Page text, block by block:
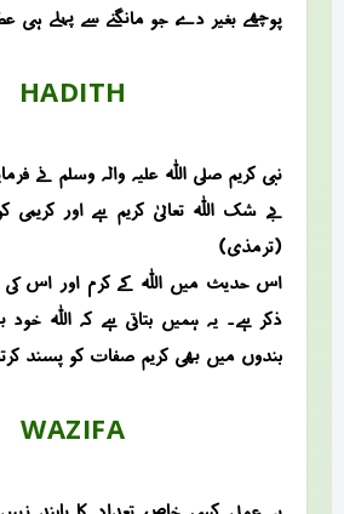
پوچھے بغیر دے، جو مانگنے سے پہلے ہی
HADITH
نبی کریم صلی اللہ علیہ والہ وسلم نے
“بے شک اللہ تعالیٰ کریم ہے اور کریمی
(ترمذی)
اس حدیث میں اللہ کے کرم اور اس
ذکر ہے۔ یہ ہمیں بتاتی ہے کہ اللہ خود
بندوں میں بھی کریم صفات کو پسند
WAZIFA